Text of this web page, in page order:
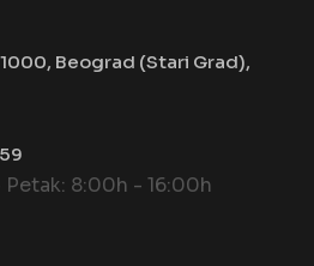
Beograd (Stari Grad),
8:00h - 16:00h